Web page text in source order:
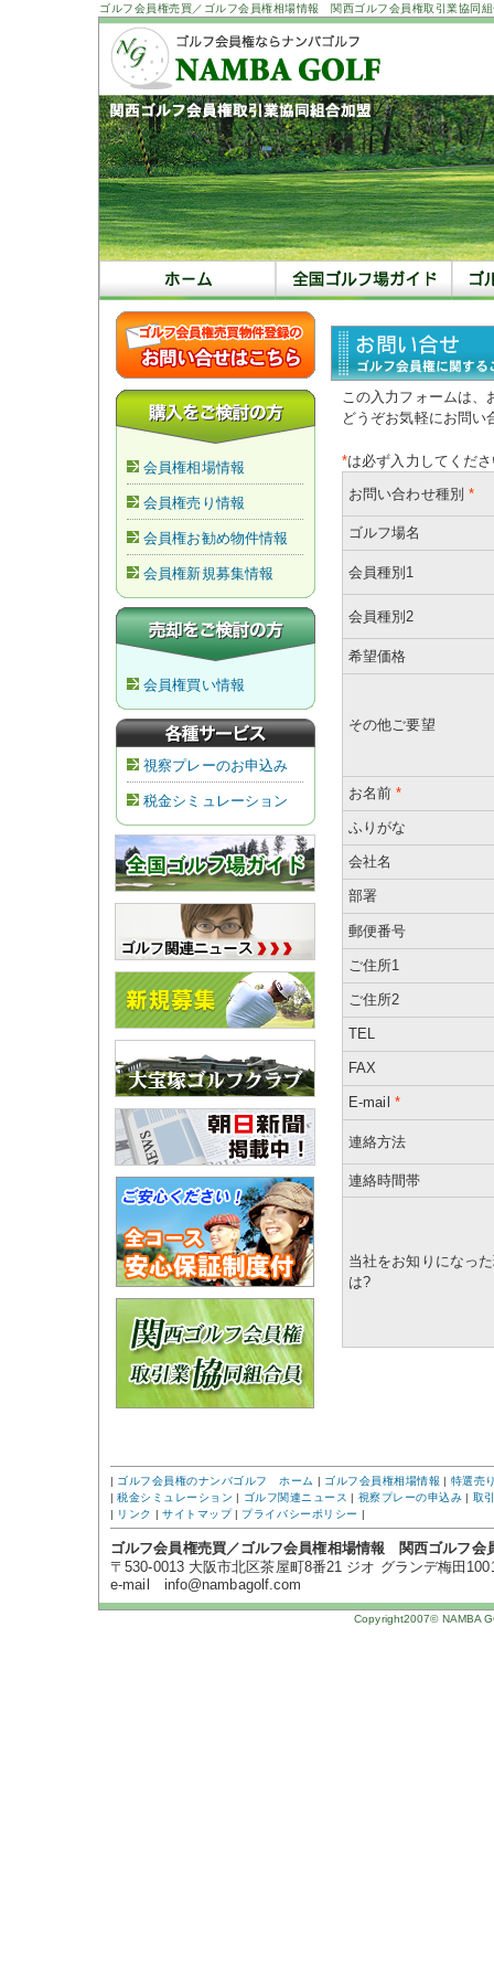
ゴルフ会員権売買／ゴルフ会員権相場情報 関西ゴルフ会員権取引業協同
会員権相場情報
会員権売り情報
会員権お勧め物件情報
会員権新規募集情報
会員権買い情報
視察プレーのお申込み
税金シミュレーション
この入力フォームは、
どうぞお気軽にお問い
*は必ず入力してくだ
お問い合わせ種別 *
ゴルフ場名
会員種別1
会員種別2
希望価格
その他ご要望
お名前 *
ふりがな
会社名
部署
郵便番号
ご住所1
ご住所2
TEL
FAX
E-mail *
連絡方法
連絡時間帯
当社をお知りになっ
は?
| ゴルフ会員権のナンバゴルフ ホーム | ゴルフ会員権相場情報 | 特選売
|税金シミュレーション | ゴルフ関連ニュース | 視察プレーの申込み | 取
| リンク |サイトマップ| プライバシーポリシー |
ゴルフ会員権売買／ゴルフ会員権相場情報 関西ゴルフ
〒530-0013 大阪市北区茶屋町8番21 ジオ グランデ梅田
e-mail info@nambagolf.com
Copyright2007© NAMBA